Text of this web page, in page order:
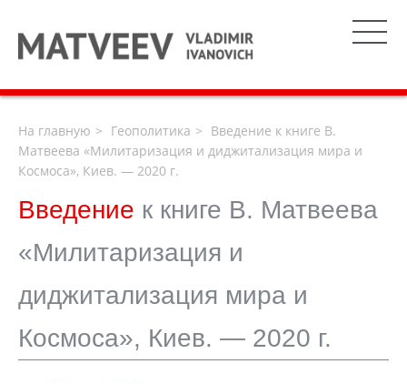
На главную Геополитика
Введение к книге В.
Матвеева «Милитаризация и диджитализация мира и
Космоса», Киев. — 2020 г.
Введение к книге В. Матвеева
«Милитаризация и
диджитализация мира и
Космоса», Киев. — 2020 г.